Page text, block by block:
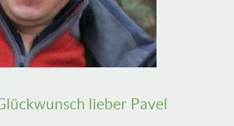
lieber Pavel